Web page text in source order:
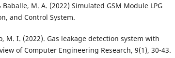
M. A. (2022) Simulated GSM Module LPG
and Control System.
M. I. (2022). Gas leakage detection system with
of Computer Engineering Research, 9(1), 30-43.